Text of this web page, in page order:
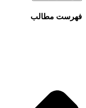
فهرست مطالب